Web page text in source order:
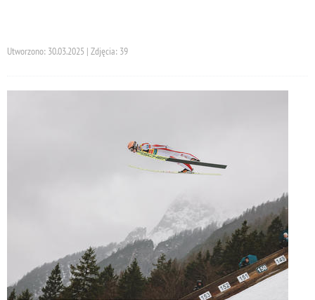
Utworzono: 30.03.2025 | Zdjęcia: 39